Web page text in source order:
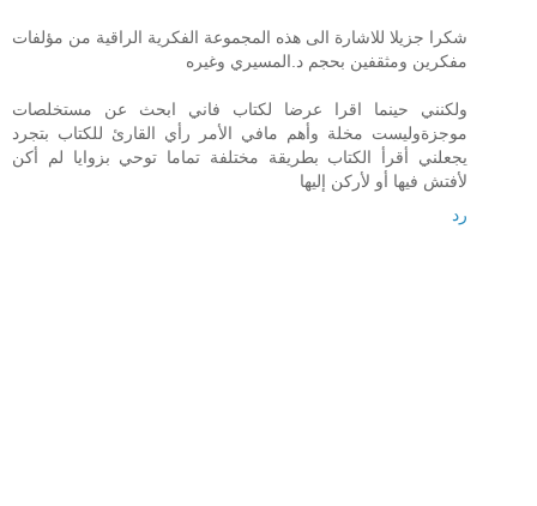
شكرا جزيلا للاشارة الى هذه المجموعة الفكرية الراقية من مؤلفات
مفكرين ومثقفين بحجم د.المسيري وغيره
ولكنني حينما اقرا عرضا لكتاب فاني ابحث عن مستخلصات
موجزةوليست مخلة وأهم مافي الأمر رأي القارئ للكتاب بتجرد
يجعلني أقرأ الكتاب بطريقة مختلفة تماما توحي بزوايا لم أكن
لأفتش فيها أو لأركن إليها
رد